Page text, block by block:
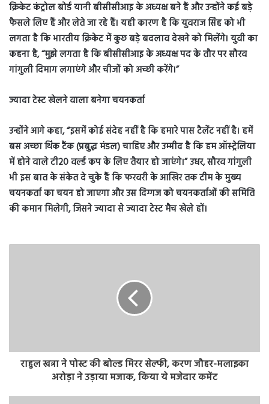
क्रिकेट कंट्रोल बोर्ड यानी बीसीसीआइ के अध्यक्ष बने हैं और उन्होंने कई बड़े
फैसले लिए हैं और लेते जा रहे हैं। यही कारण है कि युवराज सिंह को भी
लगता है कि भारतीय क्रिकेट में कुछ बड़े बदलाव देखने को मिलेंगे। युवी का
कहना है, “मुझे लगता है कि बीसीसीआइ के अध्यक्ष पद के तौर पर सौरव
गांगुली दिमाग लगाएंगे और चीजों को अच्छी करेंगे।”
ज्यादा टेस्ट खेलने वाला बनेगा चयनकर्ता
उन्होंने आगे कहा, “इसमें कोई संदेह नहीं है कि हमारे पास टैलेंट नहीं है। हमें
बस अच्छा थिंक टैंक (प्रबुद्ध मंडल) चाहिए और उम्मीद है कि हम ऑस्ट्रेलिया
में होने वाले टी20 वर्ल्ड कप के लिए तैयार हो जाएंगे।” उधर, सौरव गांगुली
भी इस बात के संकेत दे चुके हैं कि फरवरी के आखिर तक टीम के मुख्य
चयनकर्ता का चयन हो जाएगा और उस दिग्गज को चयनकर्ताओं की समिति
की कमान मिलेगी, जिसने ज्यादा से ज्यादा टेस्ट मैच खेले हों।
राहुल खन्ना ने पोस्ट की बोल्ड मिरर सेल्फी, करण जौहर-मलाइका
अरोड़ा ने उड़ाया मजाक, किया ये मजेदार कमेंट